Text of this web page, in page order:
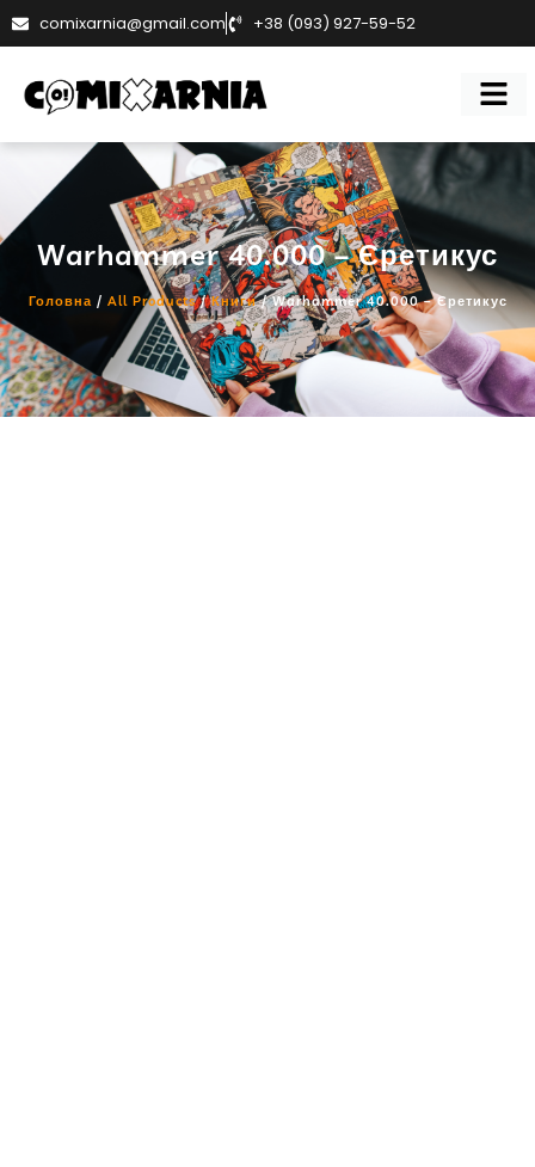
comixarnia@gmail.com +38 (093) 927-59-52
Warhammer 40.000 – Єретикус
Головна / All Products/Книги/ Warhammer 40.000 – Єретикус